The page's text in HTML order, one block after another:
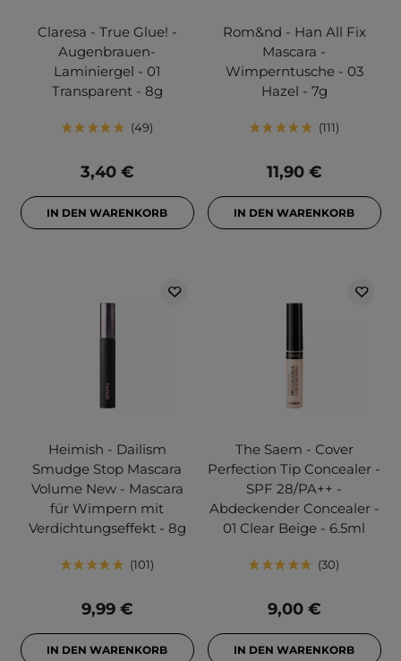
Claresa - True Glue! -
Augenbrauen-
Laminiergel - 01
Transparent - 8g
49
3,40 €
IN DEN WARENKORB
Rom&nd - Han All Fix
Mascara -
Wimperntusche - 03
Hazel - 7g
111
11,90 €
IN DEN WARENKORB
Heimish - Dailism
Smudge Stop Mascara
Volume New - Mascara
für Wimpern mit
Verdichtungseffekt - 8g
101
9,99 €
IN DEN WARENKORB
The Saem - Cover
Perfection Tip Concealer -
SPF 28/PA++ -
Abdeckender Concealer -
01 Clear Beige - 6.5ml
30
9,00 €
IN DEN WARENKORB